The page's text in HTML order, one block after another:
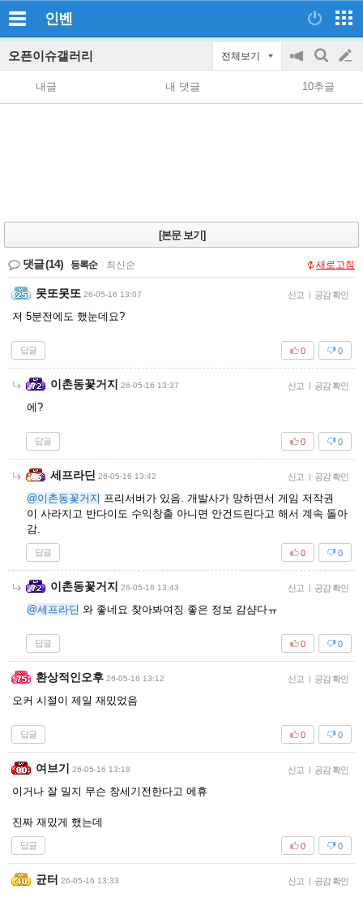
인벤
오픈이슈갤러리 전체보기
공
지
on/off
검
색
글
쓰
내글 내 댓글 10추글
[본문 보기]
댓글(14) 등록순 최신순 새로고침
못또못또 26-05-16 13:07 신고 | 공감 확인
저 5분전에도 했눈데요?
답글 0
0
이촌동꽃거지 26-05-16 13:37 신고 | 공감 확인
에?
답글 0
0
세프라딘 26-05-16 13:42 신고 | 공감 확인
@이촌동꽃거지 프리서버가 있음. 개발사가 망하면서 게임 저작권
이 사라지고 반다이도 수익창출 아니면 안건드린다고 해서 계속 돌아
감.
답글 0
0
이촌동꽃거지 26-05-16 13:43 신고 | 공감 확인
@세프라딘 와 좋네요 찾아봐여징 좋은 정보 감샴다ㅠ
답글 0
0
환상적인오후 26-05-16 13:12 신고 | 공감 확인
오커 시절이 제일 재밌었음
답글 0
0
여브기 26-05-16 13:18 신고 | 공감 확인
이거나 잘 밀지 무슨 창세기전한다고 에휴
진짜 재밌게 했는데
답글 0
0
균터 26-05-16 13:33 신고 | 공감 확인